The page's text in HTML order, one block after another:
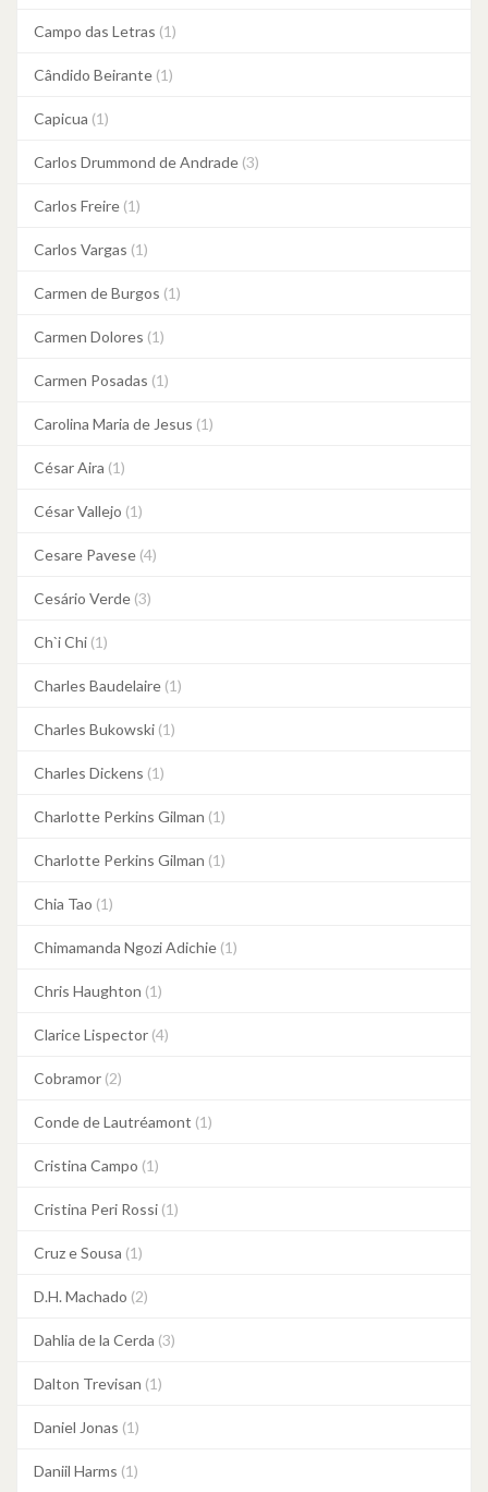
Campo das Letras (1)
Cândido Beirante (1)
Capicua (1)
Carlos Drummond de Andrade (3)
Carlos Freire (1)
Carlos Vargas (1)
Carmen de Burgos (1)
Carmen Dolores (1)
Carmen Posadas (1)
Carolina Maria de Jesus (1)
César Aira (1)
César Vallejo (1)
Cesare Pavese (4)
Cesário Verde (3)
Ch`i Chi (1)
Charles Baudelaire (1)
Charles Bukowski (1)
Charles Dickens (1)
Charlotte Perkins Gilman (1)
Charlotte Perkins Gilman (1)
Chia Tao (1)
Chimamanda Ngozi Adichie (1)
Chris Haughton (1)
Clarice Lispector (4)
Cobramor (2)
Conde de Lautréamont (1)
Cristina Campo (1)
Cristina Peri Rossi (1)
Cruz e Sousa (1)
D.H. Machado (2)
Dahlia de la Cerda (3)
Dalton Trevisan (1)
Daniel Jonas (1)
Daniil Harms (1)